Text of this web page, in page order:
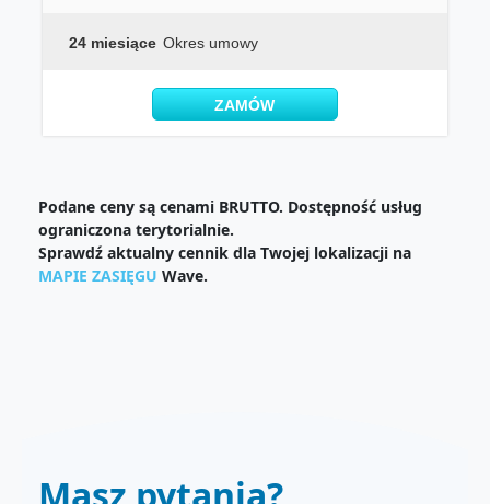
24 miesiące Okres umowy
ZAMÓW
Podane ceny są cenami BRUTTO. Dostępność usług
ograniczona terytorialnie.
Sprawdź aktualny cennik dla Twojej lokalizacji na
MAPIE ZASIĘGU Wave.